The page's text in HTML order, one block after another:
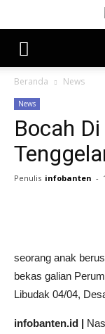
Beranda News
News
Bocah
Penulis infobanten -
seorang anak
bekas galian
Libudak 04/04,
infobanten.id |